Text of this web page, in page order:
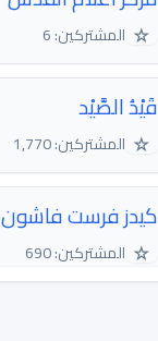
☆ المشتركين: 6
قَيْدُ الصَّيْد
☆ المشتركين: 1,770
كيدز فرست فاشون
☆ المشتركين: 690